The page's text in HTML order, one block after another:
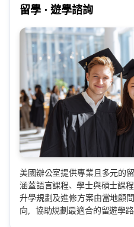
留學・遊學諮詢
美國辦公室提供專業且多元的留
涵蓋語言課程、學士與碩士課程
升學規劃及進修方案由當地顧
向，協助規劃最適合的留遊學